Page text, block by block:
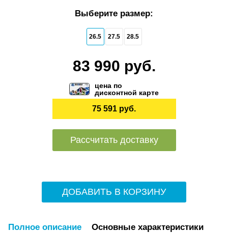
Выберите размер:
26.5 27.5 28.5
83 990 руб.
цена по
дисконтной карте
75 591 руб.
Рассчитать доставку
ДОБАВИТЬ В КОРЗИНУ
Полное описание Основные характеристики